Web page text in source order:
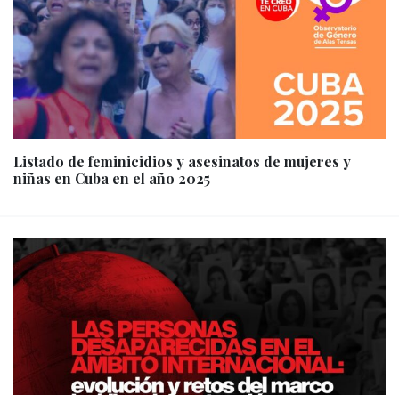
Listado de feminicidios y asesinatos de mujeres y
niñas en Cuba en el año 2025